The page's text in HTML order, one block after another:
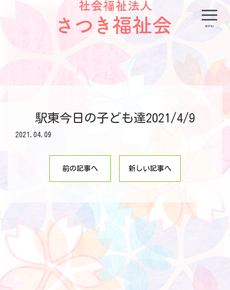
menu
駅東今日の子ども達2021/4/9
2021.04.09
前の記事へ 新しい記事へ